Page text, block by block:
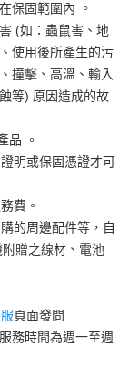
保固範圍內 。
(如：蟲鼠害、地
使用後所產生的污
撞擊、高溫、輸入
等) 原因造成的故
品 。
明或保固憑證才可
費。
的周邊配件等，自
贈之線材、電池
頁面發問
務時間為週一至週